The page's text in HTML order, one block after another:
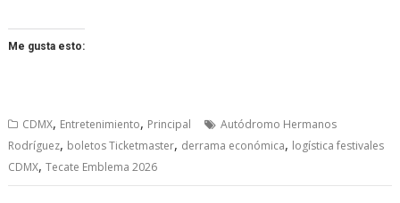
Me gusta esto:
CDMX, Entretenimiento, Principal
Autódromo Hermanos
Rodríguez, boletos Ticketmaster, derrama económica, logística festivales
CDMX,Tecate Emblema 2026